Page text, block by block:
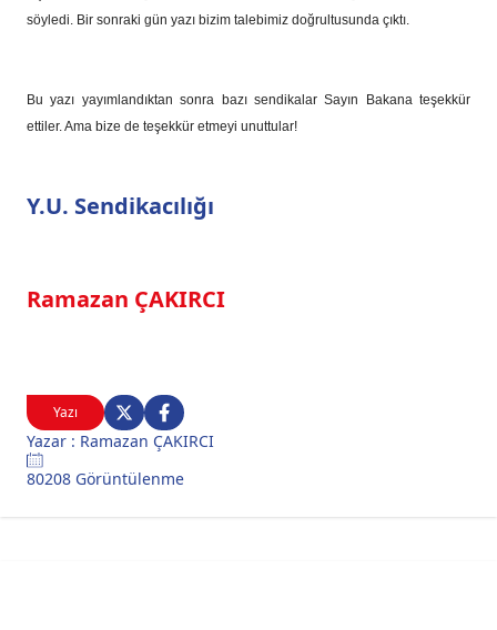
Yazı
Yazar : Ramazan ÇAKIRCI
80208 Görüntülenme
Y.U. Sendikacılığı
Ramazan ÇAKIRCI
söyledi. Bir sonraki gün yazı bizim talebimiz doğrultusunda çıktı.
Bu yazı yayımlandıktan sonra bazı sendikalar Sayın Bakana teşekkür
ettiler. Ama bize de teşekkür etmeyi unuttular!